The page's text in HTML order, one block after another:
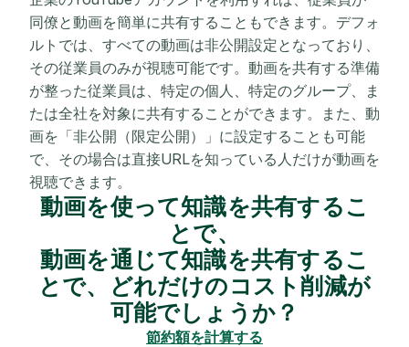
同僚と動画を簡単に共有することもできます。デフォ
ルトでは、すべての動画は非公開設定となっており、
その従業員のみが視聴可能です。動画を共有する準備
が整った従業員は、特定の個人、特定のグループ、ま
たは全社を対象に共有することができます。また、動
画を「非公開（限定公開）」に設定することも可能
で、その場合は直接URLを知っている人だけが動画を
視聴できます。
動画を使って知識を共有するこ
とで、
動画を通じて知識を共有するこ
とで、どれだけのコスト削減が
可能でしょうか？
節約額を計算する